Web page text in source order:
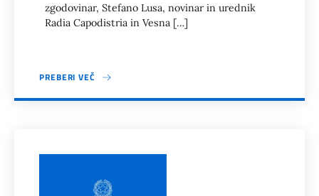
zgodovinar, Stefano Lusa, novinar in urednik
Radia Capodistria in Vesna […]
PREBERI VEČ